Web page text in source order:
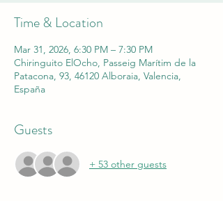
Time & Location
Mar 31, 2026, 6:30 PM – 7:30 PM
Chiringuito ElOcho, Passeig Marítim de la
Patacona, 93, 46120 Alboraia, Valencia,
España
Guests
+ 53 other guests